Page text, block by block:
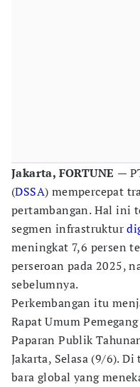
Jakarta, FORTUNE —
(DSSA) mempercepat
pertambangan. Hal ini
segmen infrastruktur
meningkat 7,6 persen
perseroan pada 2025,
sebelumnya.
Perkembangan itu
Rapat Umum
Paparan Publik
Jakarta, Selasa (9/6).
bara global yang